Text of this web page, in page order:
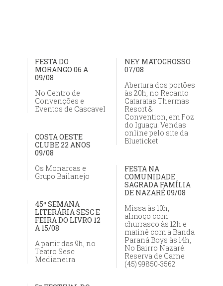
FESTA DO
MORANGO 06 A
09/08
No Centro de
Convenções e
Eventos de Cascavel
NEY MATOGROSSO
07/08
Abertura dos portões
às 20h, no Recanto
Cataratas Thermas
Resort &
Convention, em Foz
do Iguaçu. Vendas
online pelo site da
Blueticket
COSTA OESTE
CLUBE 22 ANOS
09/08
Os Monarcas e
Grupo Bailanejo
FESTA NA
COMUNIDADE
SAGRADA FAMÍLIA
DE NAZARÉ 09/08
Missa às 10h,
almoço com
churrasco às 12h e
matinê com a Banda
Paraná Boys às 14h,
No Bairro Nazaré.
Reserva de Carne
(45) 99850-3562
45ª SEMANA
LITERÁRIA SESC E
FEIRA DO LIVRO 12
A 15/08
A partir das 9h, no
Teatro Sesc
Medianeira